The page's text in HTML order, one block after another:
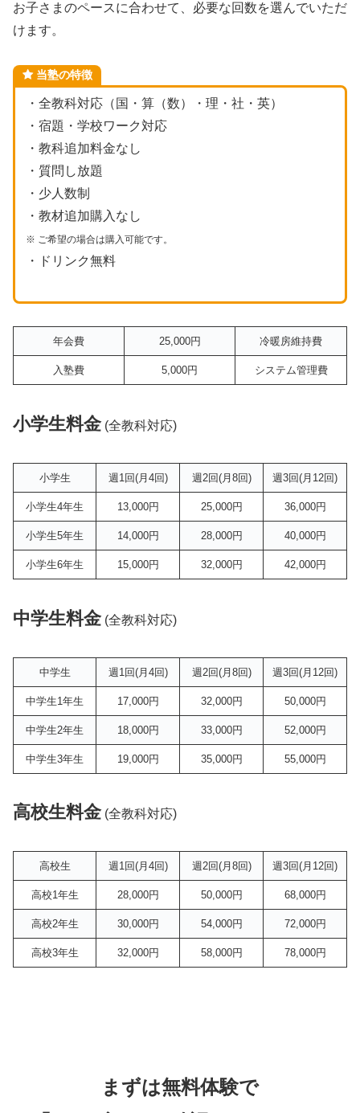
お子さまのペースに合わせて、必要な回数を選んでいただ
けます。
当塾の特徴
・全教科対応（国・算（数）・理・社・英）
・宿題・学校ワーク対応
・教科追加料金なし
・質問し放題
・少人数制
・教材追加購入なし
※ ご希望の場合は購入可能です。
・ドリンク無料
年会費 25,000円 冷暖房維持費
入塾費 5,000円 システム管理費
小学生料金(全教科対応)
小学生 週1回(月4回) 週2回(月8回) 週3回(月12回)
小学生4年生 13,000円 25,000円 36,000円
小学生5年生 14,000円 28,000円 40,000円
小学生6年生 15,000円 32,000円 42,000円
中学生料金(全教科対応)
中学生 週1回(月4回) 週2回(月8回) 週3回(月12回)
中学生1年生 17,000円 32,000円 50,000円
中学生2年生 18,000円 33,000円 52,000円
中学生3年生 19,000円 35,000円 55,000円
高校生料金(全教科対応)
高校生 週1回(月4回) 週2回(月8回) 週3回(月12回)
高校1年生 28,000円 50,000円 68,000円
高校2年生 30,000円 54,000円 72,000円
高校3年生 32,000円 58,000円 78,000円
まずは無料体験で